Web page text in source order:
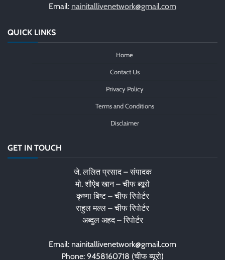
Email: nainitallivenetwork@gmail.com
QUICK LINKS
Home
Contact Us
Privacy Policy
Terms and Conditions
Disclaimer
GET IN TOUCH
जे. ललित प्रसाद – संपादक
मो. शौऐब खान – चीफ ब्यूरो
कृष्णा बिष्ट – चीफ रिपोर्टर
राहुल मल्ल – चीफ रिपोर्टर
अब्दुल अहद – रिपोर्टर
Email: nainitallivenetwork@gmail.com
Phone: 9458160718 (चीफ ब्यूरो)